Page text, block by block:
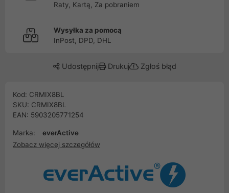
Raty, Kartą, Za pobraniem
Wysyłka za pomocą
InPost, DPD, DHL
Udostępnij Drukuj Zgłoś błąd
Kod: CRMIX8BL
SKU: CRMIX8BL
EAN: 5903205771254
Marka:
everActive
Zobacz więcej szczegółów